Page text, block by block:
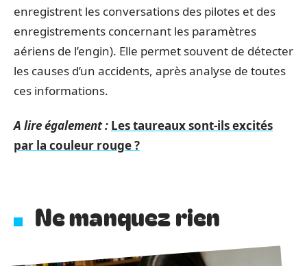
enregistrent les conversations des pilotes et des
enregistrements concernant les paramètres
aériens de l’engin). Elle permet souvent de détecter
les causes d’un accidents, après analyse de toutes
ces informations.
A lire également : Les taureaux sont-ils excités
par la couleur rouge ?
Ne manquez rien